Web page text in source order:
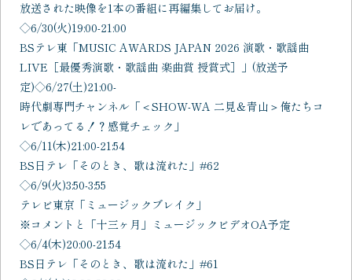
放送された映像を1本の番組に再編集してお届け。
◇6/30(火)19:00-21:00
BSテレ東「MUSIC AWARDS JAPAN 2026 演歌・歌謡曲
LIVE［最優秀演歌・歌謡曲 楽曲賞 授賞式］」(放送予
定)◇6/27(土)21:00-
時代劇専門チャンネル「＜SHOW-WA 二見＆青山＞俺たちコ
レであってる！？感覚チェック」
◇6/11(木)21:00-21:54
BS日テレ「そのとき、歌は流れた」#62
◇6/9(火)3:50-3:55
テレビ東京「ミュージックブレイク」
※コメントと「十三ヶ月」ミュージックビデオOA予定
◇6/4(木)20:00-21:54
BS日テレ「そのとき、歌は流れた」#61